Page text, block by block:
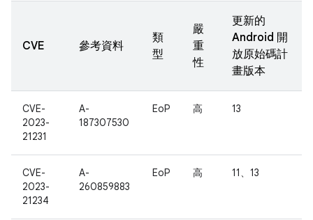
CVE 參考資料
類
型
嚴
重
性
更新的
Android 開
放原始碼計
畫版本
CVE-
2023-
21231
A-
187307530
EoP 高 13
CVE-
2023-
21234
A-
260859883
EoP 高 11、13